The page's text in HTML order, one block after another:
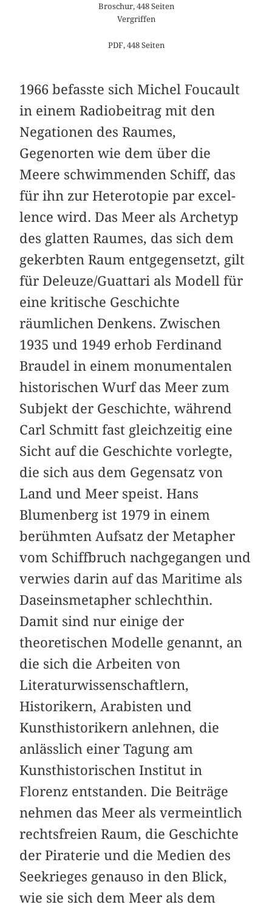
Broschur, 448 Seiten
Vergriffen
PDF, 448 Seiten
1966 befasste sich Michel Foucault
in einem Radiobeitrag mit den
Negationen des Raumes,
Gegenorten wie dem über die
Meere schwimmenden Schiff, das
für ihn zur Heterotopie par excel­
lence wird. Das Meer als Archetyp
des glatten Raumes, das sich dem
gekerbten Raum entgegensetzt, gilt
für Deleuze/Guattari als Modell für
eine kritische Geschichte
räumlichen Denkens. Zwischen
1935 und 1949 erhob Ferdinand
Braudel in einem monumentalen
historischen Wurf das Meer zum
Subjekt der Geschichte, während
Carl Schmitt fast gleichzeitig eine
Sicht auf die Geschichte vorlegte,
die sich aus dem Gegensatz von
Land und Meer speist. Hans
Blumenberg ist 1979 in einem
berühmten Aufsatz der Metapher
vom Schiffbruch nach­gegangen und
verwies darin auf das Maritime als
Daseinsmetapher schlechthin.
Damit sind nur einige der
theoretischen Modelle genannt, an
die sich die Arbeiten von
Literaturwissenschaftlern,
Historikern, Arabisten und
Kunsthistorikern anlehnen, die
anlässlich einer Tagung am
Kunsthistorischen Institut in
Florenz entstanden. Die Beiträge
nehmen das Meer als vermeintlich
rechtsfreien Raum, die Geschichte
der Piraterie und die Medien des
Seekrieges genauso in den Blick,
wie sie sich dem Meer als dem